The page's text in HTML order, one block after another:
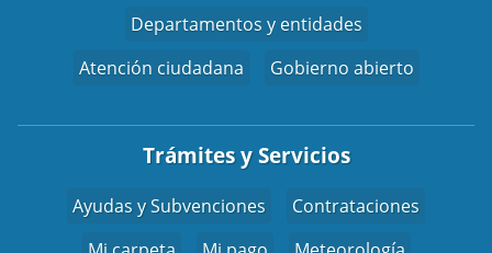
Departamentos y entidades
Atención ciudadana
Gobierno abierto
Trámites y Servicios
Ayudas y Subvenciones
Contrataciones